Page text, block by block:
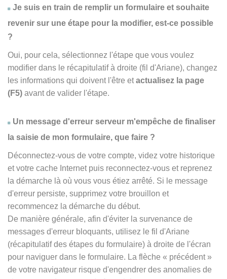
Je suis en train de remplir un formulaire et souhaite
revenir sur une étape pour la modifier, est-ce possible
?
Oui, pour cela, sélectionnez l'étape que vous voulez
modifier dans le récapitulatif à droite (fil d'Ariane), changez
les informations qui doivent l'être etactualisez la page
(F5) avant de valider l'étape.
Un message d'erreur serveur m'empêche de finaliser
la saisie de mon formulaire, que faire ?
Déconnectez-vous de votre compte, videz votre historique
et votre cache Internet puis reconnectez-vous et reprenez
la démarche là où vous vous étiez arrêté. Si le message
d'erreur persiste, supprimez votre brouillon et
recommencez la démarche du début.
De manière générale, afin d'éviter la survenance de
messages d'erreur bloquants, utilisez le fil d'Ariane
(récapitulatif des étapes du formulaire) à droite de l'écran
pour naviguer dans le formulaire. La flèche « précédent »
de votre navigateur risque d'engendrer des anomalies de